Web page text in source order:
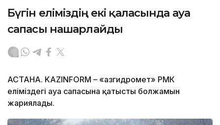
Бүгін еліміздің екі қаласында ауа
сапасы нашарлайды
АСТАНА. KAZINFORM – «Қазгидромет» РМК
еліміздегі ауа сапасына қатысты болжамын
жариялады.